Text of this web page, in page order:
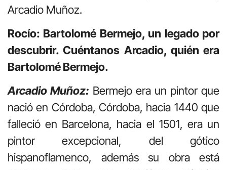
Arcadio Muñoz.
Rocío: Bartolomé Bermejo, un legado por
descubrir. Cuéntanos Arcadio, quién era
Bartolomé Bermejo.
Arcadio Muñoz: Bermejo era un pintor que
nació en Córdoba, Córdoba, hacia 1440 que
falleció en Barcelona, hacia el 1501, era un
pintor excepcional, del gótico
hispanoflamenco, además su obra está